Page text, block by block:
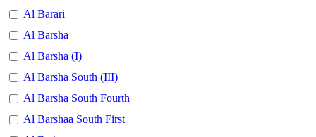
Al Barari
Al Barsha
Al Barsha (I)
Al Barsha South (III)
Al Barsha South Fourth
Al Barshaa South First